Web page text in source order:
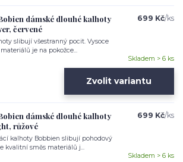
dámské dlouhé kalhoty
červené
slibují všestranný pocit. Vysoce
je na pokožce...
699 Kč/ks
Skladem > 6 ks
Zvolit variantu
dámské dlouhé kalhoty
růžové
kalhoty Bobbien slibují pohodový
kvalitní směs materiálů j...
699 Kč/ks
Skladem > 6 ks